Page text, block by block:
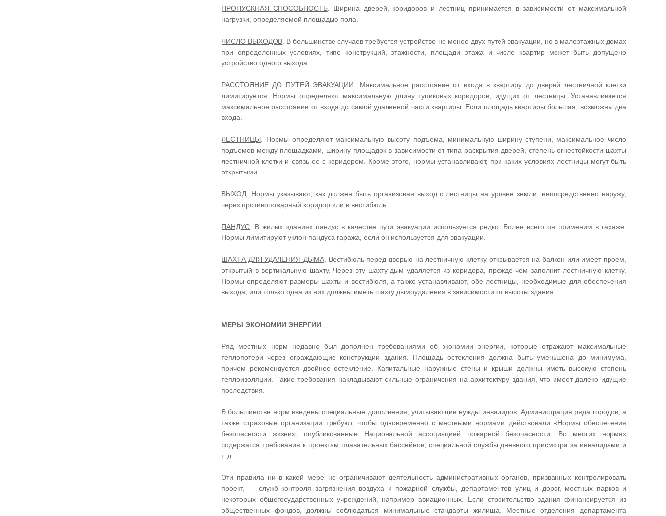
ПРОПУСКНАЯ СПОСОБНОСТЬ. Ширина дверей, коридоров и лестниц принимается в зависимости от максимальной
нагрузки, определяемой площадью пола.
ЧИСЛО ВЫХОДОВ . В большинстве случаев требуется устройство не менее двух путей эвакуации, но в малоэтажных домах
при определенных условиях, типе конструкций, этажности, площади этажа и числе квартир может быть допущено
устройство одного выхода.
РАССТОЯНИЕ ДО ПУТЕЙ ЭВАКУАЦИИ . Максимальное расстояние от входа в квартиру до дверей лестничной клетки
лимитируется. Нормы определяют максимальную длину тупиковых коридоров, идущих от лестницы. Устанавливается
максимальное расстояние от входа до самой удаленной части квартиры. Если площадь квартиры большая, возможны два
входа.
ЛЕСТНИЦЫ . Нормы определяют максимальную высоту подъема, минимальную ширину ступени, максимальное число
подъемов между площадками, ширину площадок в зависимости от типа раскрытия дверей, степень огнестойкости шахты
лестничной клетки и связь ее с коридором. Кроме этого, нормы устанавливают, при каких условиях лестницы могут быть
открытыми.
ВЫХОД . Нормы указывают, как должен быть организован выход с лестницы на уровне земли: непосредственно наружу,
через противопожарный коридор или в вестибюль.
ПАНДУС . В жилых зданиях пандус в качестве пути эвакуации используется редко. Более всего он применим в гараже.
Нормы лимитируют уклон пандуса гаража, если он используется для эвакуации.
ШАХТА ДЛЯ УДАЛЕНИЯ ДЫМА . Вестибюль перед дверью на лестничную клетку открывается на балкон или имеет проем,
открытый в вертикальную шахту. Через эту шахту дым удаляется из коридора, прежде чем заполнит лестничную клетку.
Нормы определяют размеры шахты и вестибюля, а также устанавливают, обе лестницы, необходимые для обеспечения
выхода, или только одна из них должны иметь шахту дымоудаления в зависимости от высоты здания.
МЕРЫ ЭКОНОМИИ ЭНЕРГИИ
Ряд местных норм недавно был дополнен требованиями об экономии энергии, которые отражают максимальные
теплопотери через ограждающие конструкции здания. Площадь остекления должна быть уменьшена до минимума,
причем рекомендуется двойное остекление. Капитальные наружные стены и крыши должны иметь высокую степень
теплоизоляции. Такие требования накладывают сильные ограничения на архитектуру здания, что имеет далеко идущие
последствия.
В большинстве норм введены специальные дополнения, учитывающие нужды инвалидов. Администрация ряда городов, а
также страховые организации требуют, чтобы одновременно с местными нормами действовали «Нормы обеспечения
безопасности жизни», опубликованные Национальной ассоциацией пожарной безопасности. Во многих нормах
содержатся требования к проектам плавательных бассейнов, специальной службы дневного присмотра за инвалидами и
т. д.
Эти правила ни в какой мере не ограничивают деятельность административных органов, призванных контролировать
проект, — служб контроля загрязнения воздуха и пожарной службы, департаментов улиц и дорог, местных парков и
некоторых общегосударственных учреждений, например авиационных. Если строительство здания финансируется из
общественных фондов, должны соблюдаться минимальные стандарты жилища. Местные отделения департамента